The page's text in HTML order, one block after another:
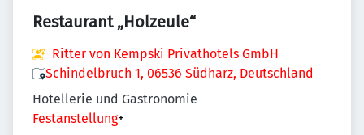
Restaurant „Holzeule“
Ritter von Kempski Privathotels GmbH
Schindelbruch 1, 06536 Südharz, Deutschland
Hotellerie und Gastronomie
Festanstellung+